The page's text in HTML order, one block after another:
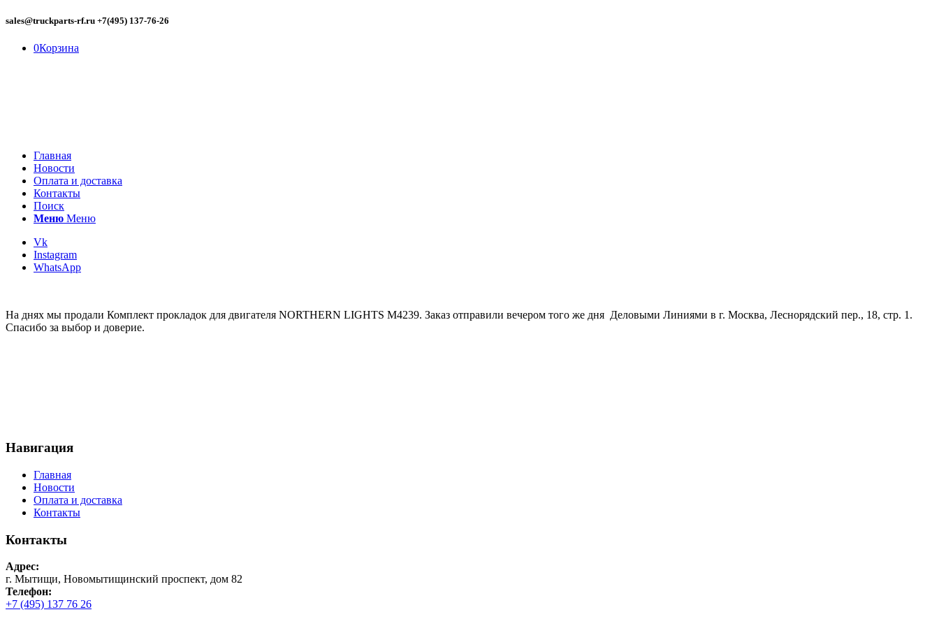
sales@truckparts-rf.ru +7(495) 137-76-26
0Корзина
Главная
Новости
Оплата и доставка
Контакты
Поиск
Меню Меню
Vk
Instagram
WhatsApp
На днях мы продали Комплект прокладок для двигателя NORTHERN LIGHTS M4239. Заказ отправили вечером того же дня Деловыми Линиями в г. Москва, Леснорядский пер., 18, стр. 1.
Спасибо за выбор и доверие.
Навигация
Главная
Новости
Оплата и доставка
Контакты
Контакты
Адрес:
г. Мытищи, Новомытищинский проспект, дом 82
Телефон:
+7 (495) 137 76 26